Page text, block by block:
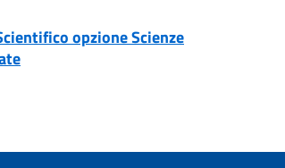
opzione Scienze